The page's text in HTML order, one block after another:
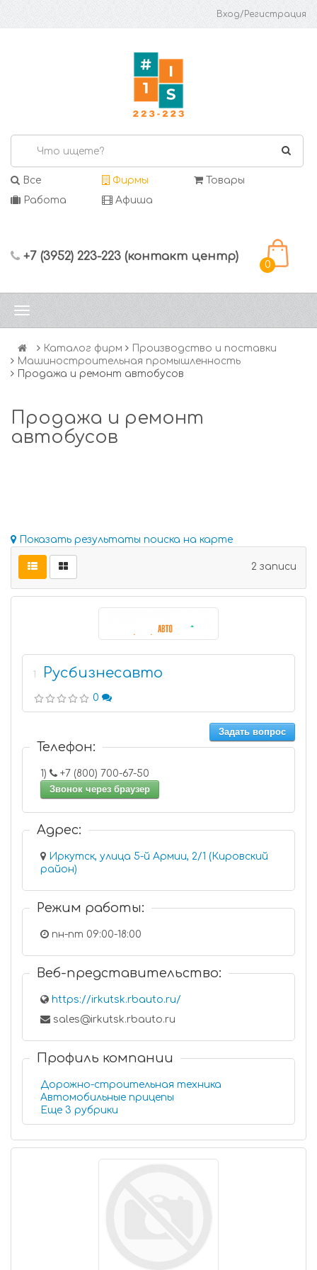
Вход/Регистрация
Все Фирмы
Товары
Работа
Афиша
+7 (3952) 223-223 (контакт центр)
0
Каталог фирм
Производство и поставки
Машиностроительная промышленность
Продажа и ремонт автобусов
Продажа и ремонт
автобусов
Показать результаты поиска на карте
2 записи
1 Русбизнесавто
0
Задать вопрос
Телефон:
1)
+7 (800) 700-67-50
Звонок через браузер
Адрес:
Иркутск, улица 5-й Армии, 2/1 (Кировский
район)
Режим работы:
пн-пт 09:00-18:00
Веб-представительство:
https://irkutsk.rbauto.ru/
sales@irkutsk.rbauto.ru
Профиль компании
Дорожно-строительная техника
Автомобильные прицепы
Еще 3 рубрики